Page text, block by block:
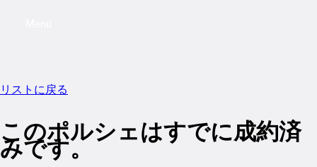
リストに戻る
このポルシェはすでに成約済
みです。